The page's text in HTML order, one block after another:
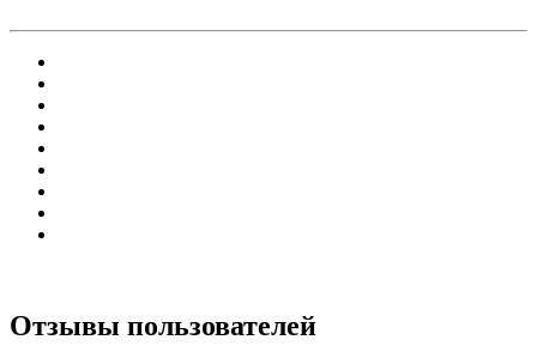
Отзывы пользователей